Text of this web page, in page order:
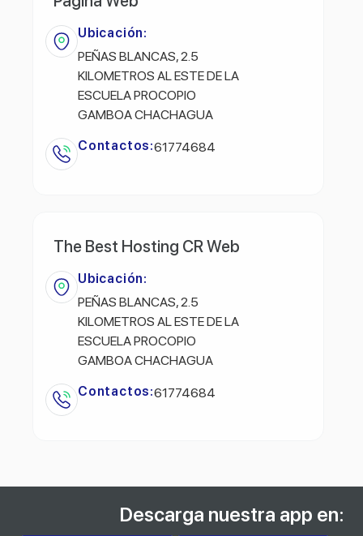
Ubicación:
PEÑAS BLANCAS, 2.5
KILOMETROS AL ESTE DE LA
ESCUELA PROCOPIO
GAMBOA CHACHAGUA
Contactos:61774684
The Best Hosting CR Web
Ubicación:
PEÑAS BLANCAS, 2.5
KILOMETROS AL ESTE DE LA
ESCUELA PROCOPIO
GAMBOA CHACHAGUA
Contactos:61774684
Descarga nuestra app en: